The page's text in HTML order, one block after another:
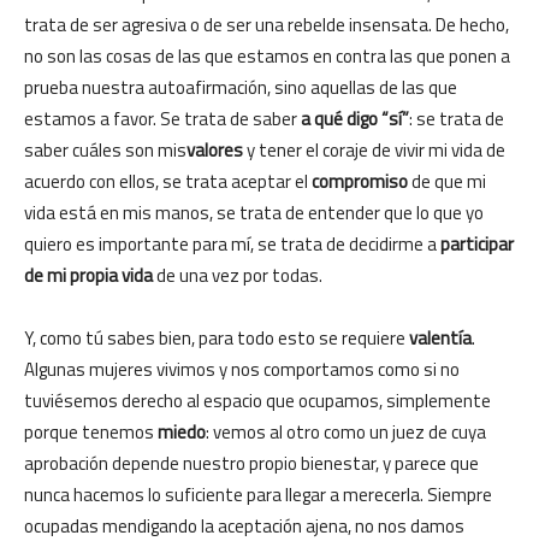
trata de ser agresiva o de ser una rebelde insensata. De hecho,
no son las cosas de las que estamos en contra las que ponen a
prueba nuestra autoafirmación, sino aquellas de las que
estamos a favor. Se trata de sabera qué digo “sí”: se trata de
saber cuáles son misvaloresy tener el coraje de vivir mi vida de
acuerdo con ellos, se trata aceptar elcompromisode que mi
vida está en mis manos, se trata de entender que lo que yo
quiero es importante para mí, se trata de decidirme aparticipar
de mi propia vidade una vez por todas.
Y, como tú sabes bien, para todo esto se requierevalentía.
Algunas mujeres vivimos y nos comportamos como si no
tuviésemos derecho al espacio que ocupamos, simplemente
porque tenemosmiedo: vemos al otro como un juez de cuya
aprobación depende nuestro propio bienestar, y parece que
nunca hacemos lo suficiente para llegar a merecerla. Siempre
ocupadas mendigando la aceptación ajena, no nos damos